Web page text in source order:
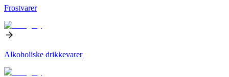
Frostvarer
Alkoholiske drikkevarer